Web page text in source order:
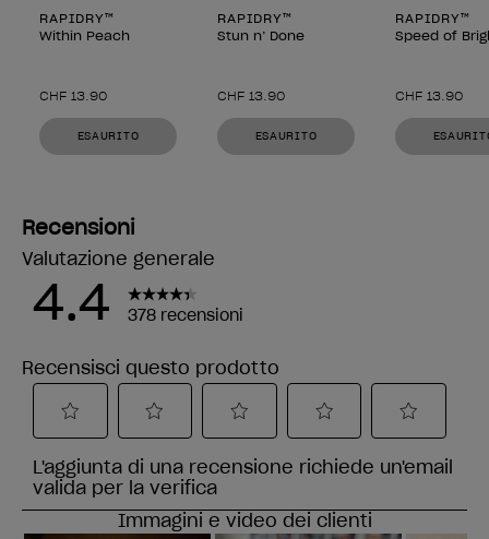
RAPIDRY™
Within Peach
CHF 13.90
ESAURITO
RAPIDRY™
Stun n’ Done
CHF 13.90
ESAURITO
RAPIDRY™
Speed of
CHF 13.90